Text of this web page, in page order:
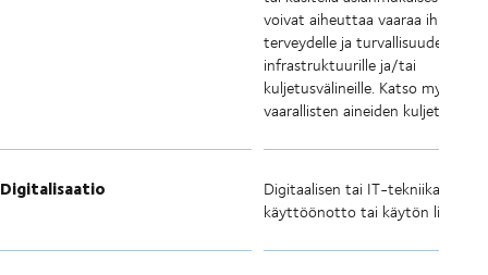
voivat aiheuttaa vaaraa ihmisten
terveydelle ja turvallisuudelle,
infrastruktuurille ja/tai
kuljetusvälineille. Katso myös
vaarallisten aineiden kuljetus.
Digitalisaatio
Digitaalisen tai IT-tekniikan
käyttöönotto tai käytön